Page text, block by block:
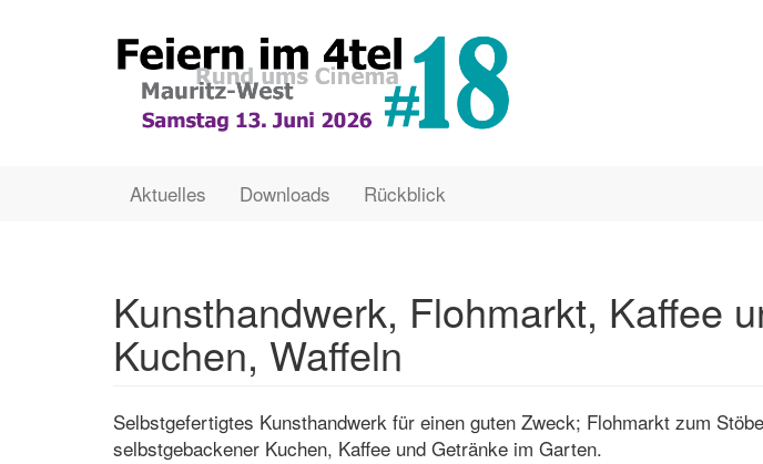
Main
Aktuelles Downloads Rückblick
User
Kunsthandwerk, Flohmarkt, Kaffee
Kuchen, Waffeln
Selbstgefertigtes Kunsthandwerk für einen guten Zweck; Flohmarkt zum
selbstgebackener Kuchen, Kaffee und Getränke im Garten.